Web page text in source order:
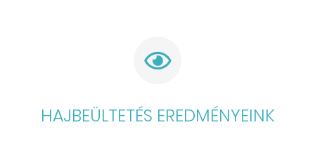
HAJBEÜLTETÉS EREDMÉNYEINK